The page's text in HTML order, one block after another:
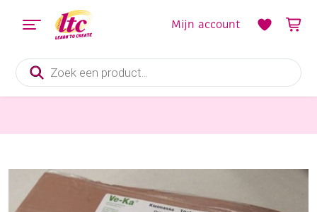
Producten
zoeken
Mijn account